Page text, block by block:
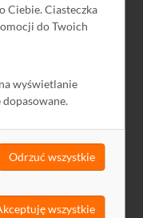
Ciebie. Ciasteczka
do Twoich
wyświetlanie
Odrzuć wszystkie
wszystkie
2020-02-20
2024-12-13